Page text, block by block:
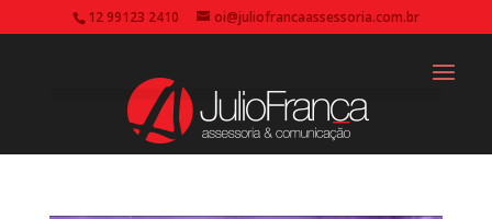
12 99123 2410 oi@juliofrancaassessoria.com.br